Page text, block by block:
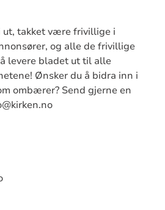
ut, takket være frivillige i
og alle de frivillige
levere bladet ut til alle
Ønsker du å bidra inn i
ombærer? Send gjerne en